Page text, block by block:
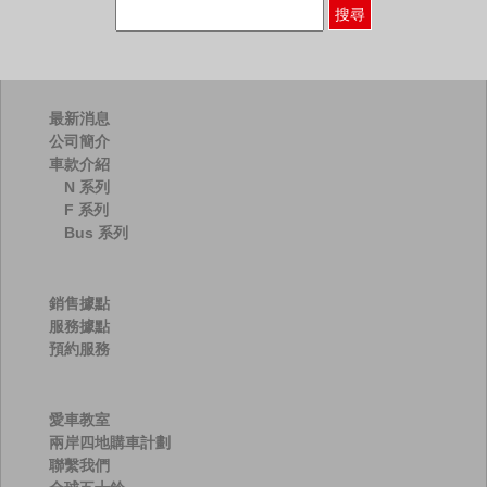
關
最新消息
公司簡介
車款介紹
N 系列
F 系列
Bus 系列
銷售據點
服務據點
預約服務
愛車教室
兩岸四地購車計劃
聯繫我們